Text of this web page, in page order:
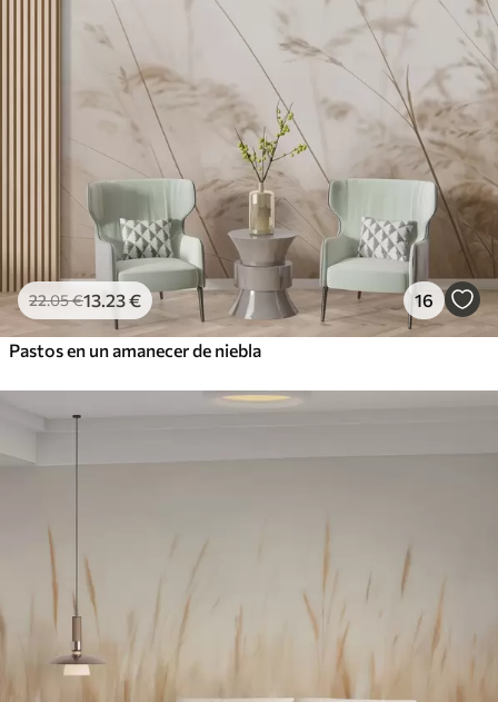
22.05€13 .23€ 16
Pastos en un amanecer de niebla